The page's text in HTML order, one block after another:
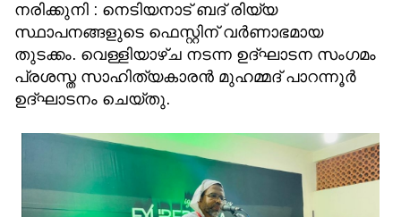
നരിക്കുനി : നെടിയനാട് ബദ് രിയ്യ
സ്ഥാപനങ്ങളുടെ ഫെസ്റ്റിന് വർണാഭമായ
തുടക്കം. വെള്ളിയാഴ്ച നടന്ന ഉദ്ഘാടന സംഗമം
പ്രശസ്ത സാഹിത്യകാരൻ മുഹമ്മദ് പാറന്നൂർ
ഉദ്ഘാടനം ചെയ്തു.